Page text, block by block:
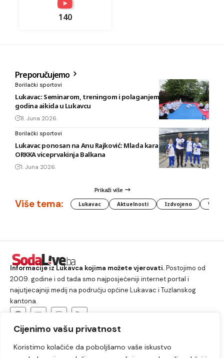
Cijenimo vašu privatnost
Koristimo kolačiće da poboljšamo vaše iskustvo
140
Preporučujemo
Borilački sportovi
Lukavac: Seminarom, treningom i polaganjem obilježeno 20
godina aikida u Lukavcu
8. Juna 2026.
Borilački sportovi
Lukavac ponosan na Anu Rajković: Mlada karatistkinja KBS
ORKKA viceprvakinja Balkana
1. Juna 2026.
Prikaži više
Više tema: Lukavac Aktuelnosti Izdvojeno
Informacije iz Lukavca kojima možete vjerovati.Postojimo od
2009. godine i od tada smo najposjećeniji internet portal i
najutjecajniji medij na području općine Lukavac i Tuzlanskog
kantona.
Lukavac Društvo Crna hronika Sport